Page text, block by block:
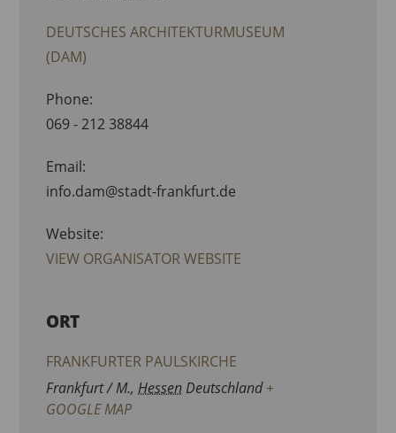
ORT
FRANKFURTER PAULSKIRCHE
Frankfurt / M., Hessen Deutschland +
GOOGLE MAP
DEUTSCHES ARCHITEKTURMUSEUM
(DAM)
Phone:
069 - 212 38844
Email:
info.dam@stadt-frankfurt.de
Website:
VIEW ORGANISATOR WEBSITE